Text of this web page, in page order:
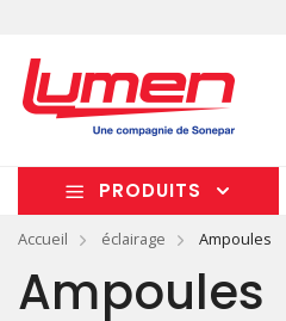
PRODUITS
Accueil éclairage Ampoules
Ampoules